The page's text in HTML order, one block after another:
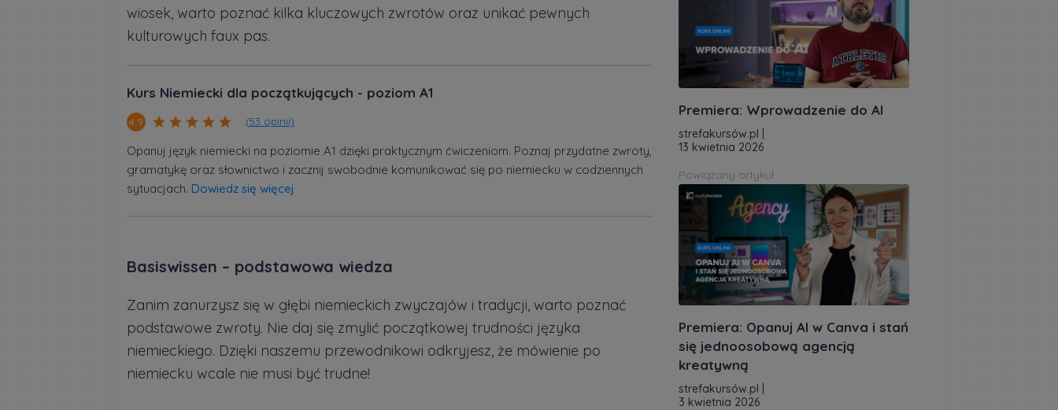
wiosek, warto poznać kilka kluczowych zwrotów oraz unikać pewnych
kulturowych faux pas.
Kurs Niemiecki dla początkujących - poziom A1
4.9 (53 opinii)
Opanuj język niemiecki na poziomie A1 dzięki praktycznym ćwiczeniom. Poznaj przydatne zwroty,
gramatykę oraz słownictwo i zacznij swobodnie komunikować się po niemiecku w codziennych
sytuacjach. Dowiedz się więcej
Basiswissen – podstawowa wiedza
Zanim zanurzysz się w głębi niemieckich zwyczajów i tradycji, warto poznać
podstawowe zwroty. Nie daj się zmylić początkowej trudności języka
niemieckiego. Dzięki naszemu przewodnikowi odkryjesz, że mówienie po
niemiecku wcale nie musi być trudne!
Premiera: Wprowadzenie do AI
strefakursów.pl
13 kwietnia 2026
Powiązany artykuł
Premiera: Opanuj AI w Canva i stań
się jednoosobową agencją
kreatywną
strefakursów.pl
3 kwietnia 2026